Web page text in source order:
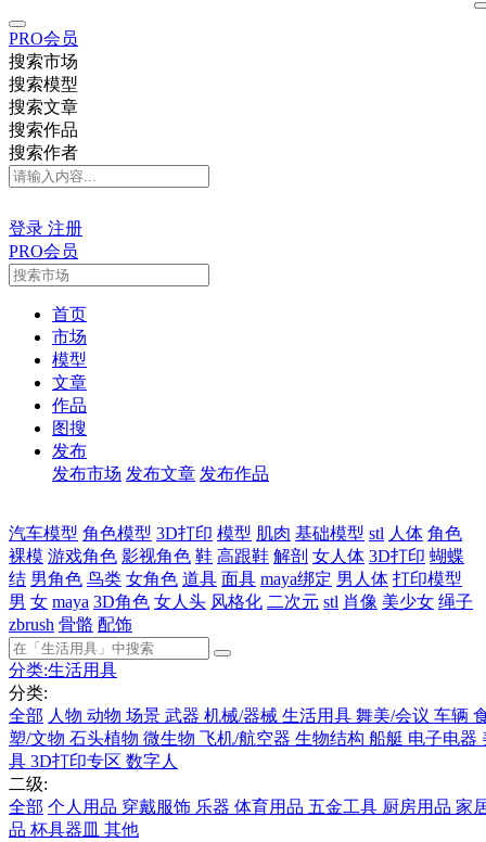
PRO会员
搜索市场
搜索模型
搜索文章
搜索作品
搜索作者
登录 注册
PRO会员
首页
市场
模型
文章
作品
图搜
发布
发布市场 发布文章 发布作品
汽车模型 角色模型 3D打印 模型 肌肉 基础模型 stl 人体 角色
裸模 游戏角色 影视角色 鞋 高跟鞋 解剖 女人体 3D打印 蝴蝶
结 男角色 鸟类 女角色 道具 面具 maya绑定 男人体 打印模型
男 女 maya 3D角色 女人头 风格化 二次元 stl 肖像 美少女 绳子
zbrush 骨骼 配饰
分类:生活用具
分类:
全部 人物 动物 场景 武器 机械/器械 生活用具 舞美/会议 车辆
塑/文物 石头植物 微生物 飞机/航空器 生物结构 船艇 电子电器
具 3D打印专区 数字人
二级:
全部 个人用品 穿戴服饰 乐器 体育用品 五金工具 厨房用品 家
品 杯具器皿 其他